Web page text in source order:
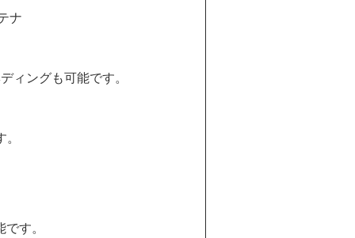
ナ
ィングも可能です。
す。